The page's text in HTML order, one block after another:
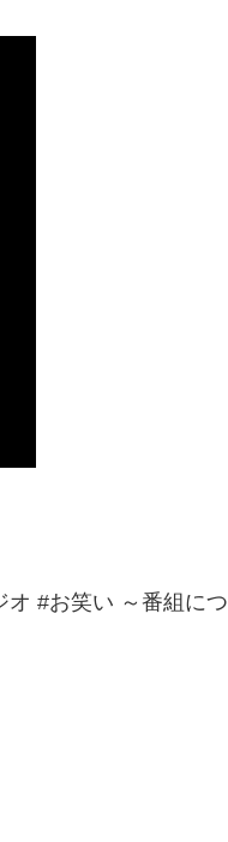
#お笑い ～番組につ